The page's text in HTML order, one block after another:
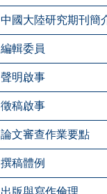
中國大陸研究期刊簡
編輯委員
聲明啟事
徵稿啟事
論文審查作業要點
撰稿體例
出版與寫作倫理